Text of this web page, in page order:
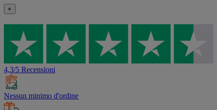
×
4,3/5 Recensioni
Nessun minimo d'ordine